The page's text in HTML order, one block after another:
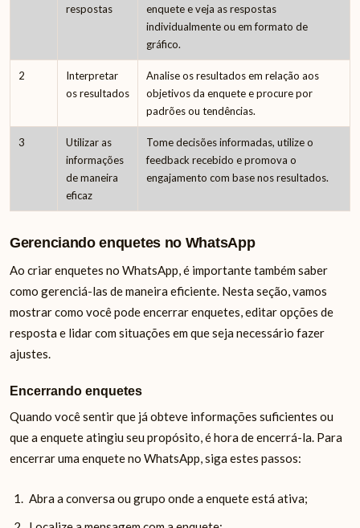
respostas
enquete e veja as respostas
individualmente ou em formato de
gráfico.
2
Interpretar
os resultados
Analise os resultados em relação aos
objetivos da enquete e procure por
padrões ou tendências.
3
Utilizar as
informações
de maneira
eficaz
Tome decisões informadas, utilize o
feedback recebido e promova o
engajamento com base nos resultados.
Gerenciando enquetes no WhatsApp
Ao criar enquetes no WhatsApp, é importante também saber
como gerenciá-las de maneira eficiente. Nesta seção, vamos
mostrar como você pode encerrar enquetes, editar opções de
resposta e lidar com situações em que seja necessário fazer
ajustes.
Encerrando enquetes
Quando você sentir que já obteve informações suficientes ou
que a enquete atingiu seu propósito, é hora de encerrá-la. Para
encerrar uma enquete no WhatsApp, siga estes passos:
Abra a conversa ou grupo onde a enquete está ativa;